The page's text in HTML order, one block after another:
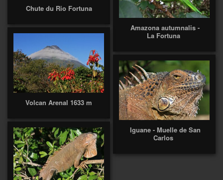
Chute du Rio Fortuna
Amazona autumnalis -
La Fortuna
Volcan Arenal 1633 m
Iguane - Muelle de San
Carlos